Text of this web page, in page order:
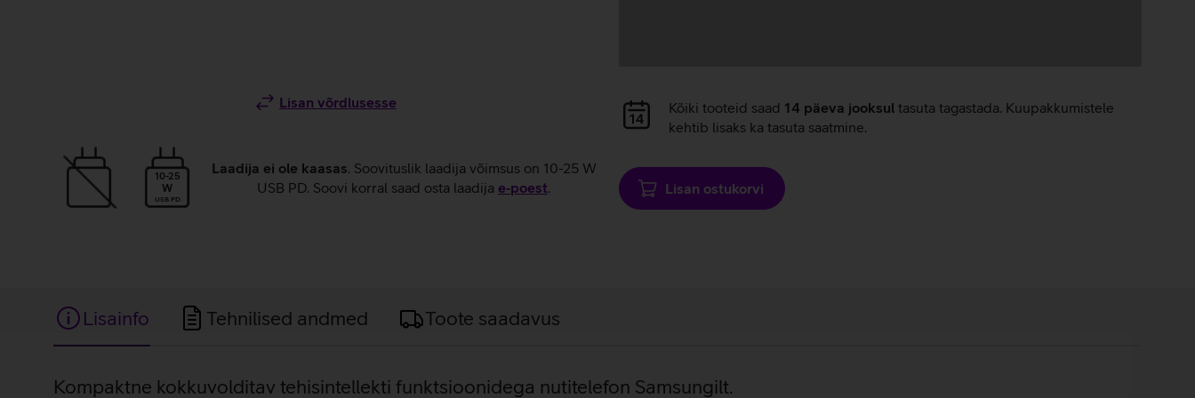
Lisan võrdlusesse
10-25
W
USB PD
Laadija ei ole kaasas. Soovituslik laadija võimsus on 10-25 W
USB PD. Soovi korral saad osta laadija e‑poest.
Andmete
laadimine
Kõiki tooteid saad 14 päeva jooksul tasuta tagastada. Kuupakkumistele
kehtib lisaks ka tasuta saatmine.
Lisan ostukorvi
Lisainfo Tehnilised andmed Toote saadavus
Kompaktne kokkuvolditav tehisintellekti funktsioonidega nutitelefon Samsungilt.